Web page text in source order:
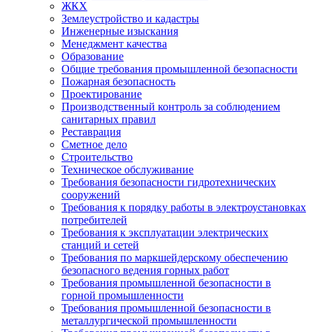
ЖКХ
Землеустройство и кадастры
Инженерные изыскания
Менеджмент качества
Образование
Общие требования промышленной безопасности
Пожарная безопасность
Проектирование
Производственный контроль за соблюдением
санитарных правил
Реставрация
Сметное дело
Строительство
Техническое обслуживание
Требования безопасности гидротехнических
сооружений
Требования к порядку работы в электроустановках
потребителей
Требования к эксплуатации электрических
станций и сетей
Требования по маркшейдерскому обеспечению
безопасного ведения горных работ
Требования промышленной безопасности в
горной промышленности
Требования промышленной безопасности в
металлургической промышленности